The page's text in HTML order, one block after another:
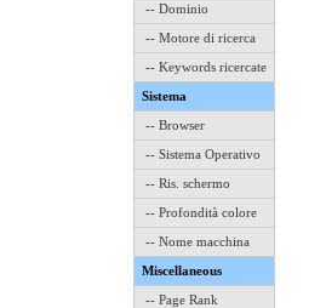
-- Dominio
-- Motore di ricerca
-- Keywords ricercate
Sistema
-- Browser
-- Sistema Operativo
-- Ris. schermo
-- Profondità colore
-- Nome macchina
Miscellaneous
-- Page Rank